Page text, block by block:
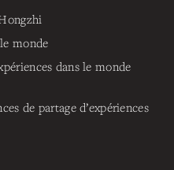
monde
dans le monde
de partage d’expériences